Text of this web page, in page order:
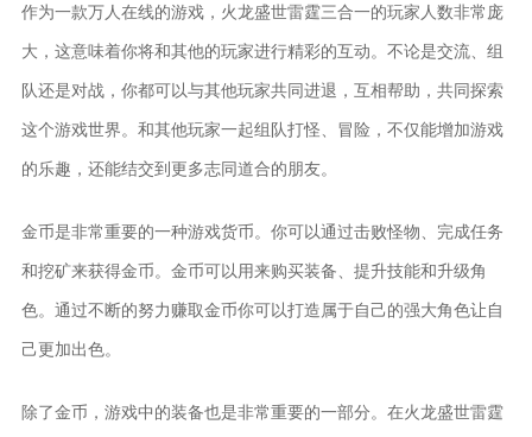
作为一款万人在线的游戏，火龙盛世雷霆三合一的玩家人数非常庞
大，这意味着你将和其他的玩家进行精彩的互动。不论是交流、组
队还是对战，你都可以与其他玩家共同进退，互相帮助，共同探索
这个游戏世界。和其他玩家一起组队打怪、冒险，不仅能增加游戏
的乐趣，还能结交到更多志同道合的朋友。
金币是非常重要的一种游戏货币。你可以通过击败怪物、完成任务
和挖矿来获得金币。金币可以用来购买装备、提升技能和升级角
色。通过不断的努力赚取金币你可以打造属于自己的强大角色让自
己更加出色。
除了金币，游戏中的装备也是非常重要的一部分。在火龙盛世雷霆